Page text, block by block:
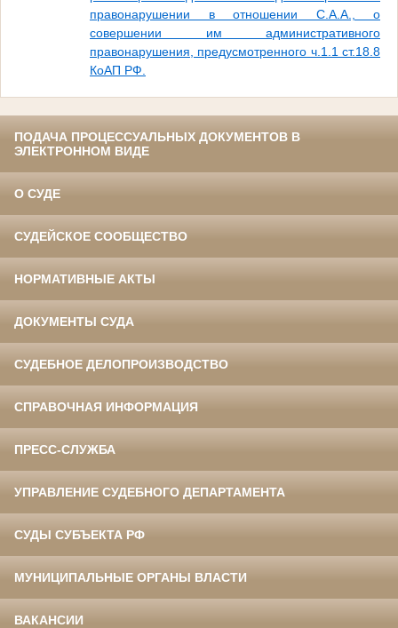
правонарушении в отношении С.А.А., о
совершении им административного
правонарушения, предусмотренного ч.1.1 ст.18.8
КоАП РФ.
ПОДАЧА ПРОЦЕССУАЛЬНЫХ ДОКУМЕНТОВ В
ЭЛЕКТРОННОМ ВИДЕ
О СУДЕ
СУДЕЙСКОЕ СООБЩЕСТВО
НОРМАТИВНЫЕ АКТЫ
ДОКУМЕНТЫ СУДА
СУДЕБНОЕ ДЕЛОПРОИЗВОДСТВО
СПРАВОЧНАЯ ИНФОРМАЦИЯ
ПРЕСС-СЛУЖБА
УПРАВЛЕНИЕ СУДЕБНОГО ДЕПАРТАМЕНТА
СУДЫ СУБЪЕКТА РФ
МУНИЦИПАЛЬНЫЕ ОРГАНЫ ВЛАСТИ
ВАКАНСИИ